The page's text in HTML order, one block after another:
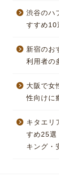
渋谷のハ
すすめ10
新宿のお
利用者の
大阪で女
性向けに
キタエリ
すめ25選
キング・